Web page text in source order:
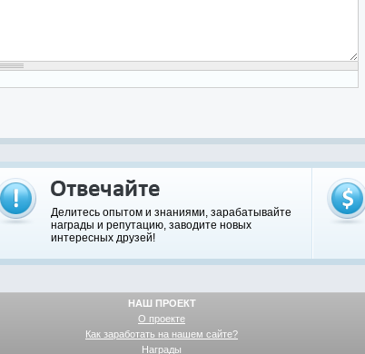
Делитесь опытом и знаниями, зарабатывайте
награды и репутацию, заводите новых
интересных друзей!
НАШ ПРОЕКТ
О проекте
Как заработать на нашем сайте?
Награды